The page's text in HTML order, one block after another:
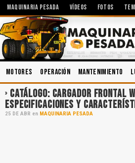
MAQUINARIA PESADA VÍDEOS FOTOS
Motores Operación Mantenimiento
CATÁLOGO: CARGADOR
ESPECIFICACIONES Y
25 DE ABR en MAQUINARIA PESADA